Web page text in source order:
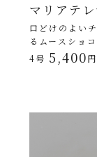
マリアテ
口どけのよい
るムースショ
4号 5,400